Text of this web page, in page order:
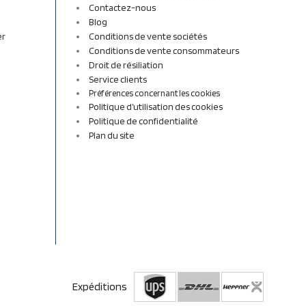
Contactez-nous
Blog
Conditions de vente sociétés
Conditions de vente consommateurs
Droit de résiliation
Service clients
Préférences concernant les cookies
Politique d’utilisation des cookies
Politique de confidentialité
Plan du site
Expéditions